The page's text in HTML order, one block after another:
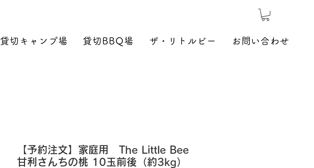
貸切キャンプ場 貸切BBQ場 ザ・リトルビー お問い合わせ
【予約注文】家庭用 The Little Bee
甘利さんちの桃 10玉前後（約3kg）